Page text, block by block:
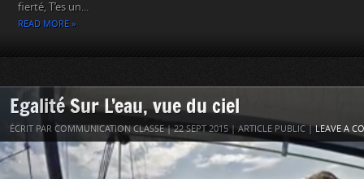
fierté, T’es un...
READ MORE »
Egalité Sur L’eau, vue du ciel
ÉCRIT PAR COMMUNICATION CLASSE | 22 SEPT 2015 | ARTICLE PUBLIC |LEAVE A